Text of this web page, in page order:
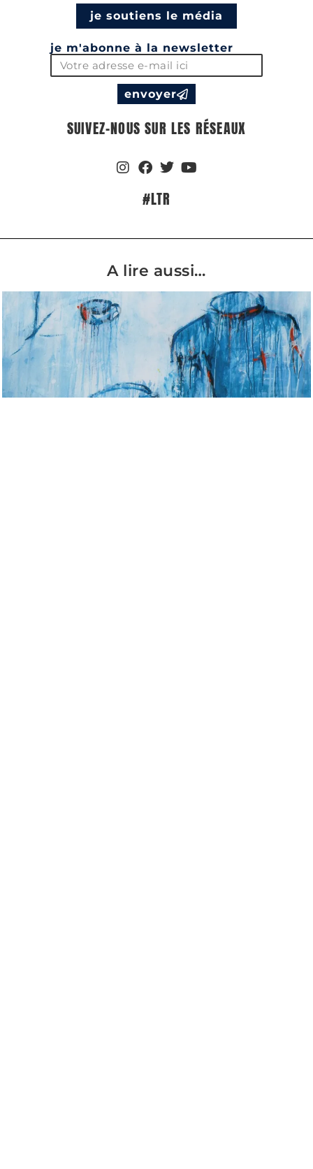
je soutiens le média
je m'abonne à la newsletter
envoyer
SUIVEZ-NOUS SUR LES RÉSEAUX
#LTR
A lire aussi…